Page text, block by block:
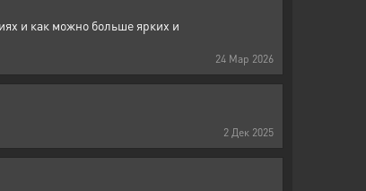
24 Мар 2026
и как можно больше ярких и
2 Дек 2025